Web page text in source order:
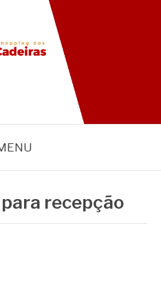
DAS
recepção